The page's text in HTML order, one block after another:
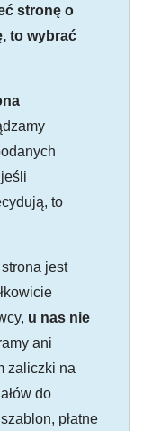
stronę o
to wybrać
to
jest
u nas nie
ani
zaliczki na
do
płatne